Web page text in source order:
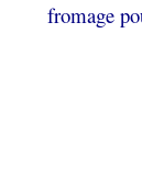
fromage